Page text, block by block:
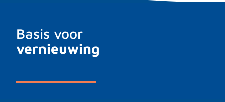
Basis voor
vernieuwing